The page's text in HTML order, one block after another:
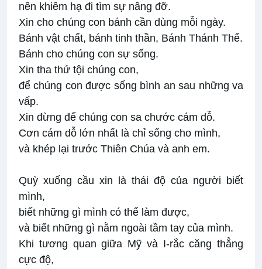
nên khiêm hạ đi tìm sự nâng đỡ.
Xin cho chúng con bánh cần dùng mỗi ngày.
Bánh vật chất, bánh tinh thần, Bánh Thánh Thể.
Bánh cho chúng con sự sống.
Xin tha thứ tội chúng con,
để chúng con được sống bình an sau những va
vấp.
Xin đừng để chúng con sa chước cám dỗ.
Cơn cám dỗ lớn nhất là chỉ sống cho mình,
và khép lại trước Thiên Chúa và anh em.
Quỳ xuống cầu xin là thái độ của người biết
mình,
biết những gì mình có thể làm được,
và biết những gì nằm ngoài tầm tay của mình.
Khi tương quan giữa Mỹ và I-rắc căng thẳng
cực độ,